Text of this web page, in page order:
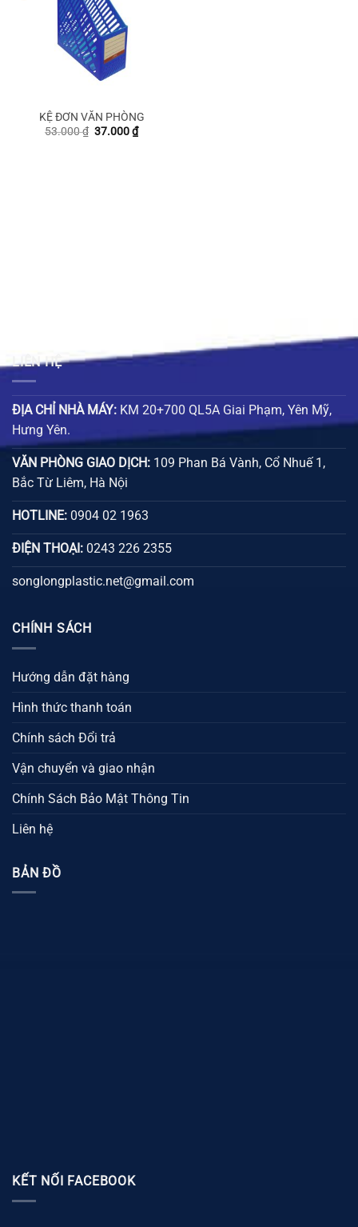
KỆ ĐƠN VĂN PHÒNG
53.000₫ Giá
37.000₫Giá
hiện
LIÊN HỆ
ĐỊA CHỈ NHÀ MÁY: KM 20+700 QL5A Giai Phạm, Yên Mỹ,
Hưng Yên.
VĂN PHÒNG GIAO DỊCH: 109 Phan Bá Vành, Cổ Nhuế 1,
Bắc Từ Liêm, Hà Nội
HOTLINE: 0904 02 1963
ĐIỆN THOẠI: 0243 226 2355
songlongplastic.net@gmail.com
CHÍNH SÁCH
Hướng dẫn đặt hàng
Hình thức thanh toán
Chính sách Đổi trả
Vận chuyển và giao nhận
Chính Sách Bảo Mật Thông Tin
Liên hệ
BẢN ĐỒ
KẾT NỐI FACEBOOK